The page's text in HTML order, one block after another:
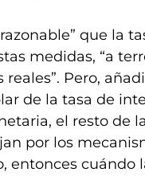
que la
medidas, “a
Pero,
de la tasa de
el resto de
por los
entonces cuándo